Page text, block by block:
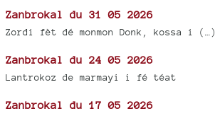
Zanbrokal du 31 05 2026
Zordi fèt dé monmon Donk, kossa i (…)
Zanbrokal du 24 05 2026
Lantrokoz de marmayi i fé téat
Zanbrokal du 17 05 2026